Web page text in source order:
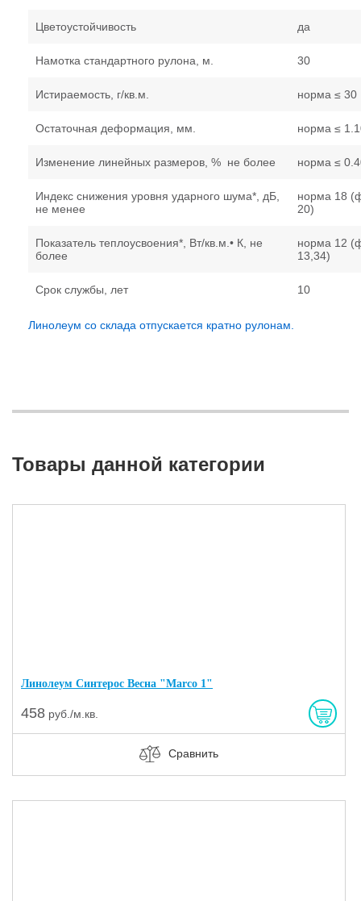
Цветоустойчивость да
Намотка стандартного рулона, м. 30
Истираемость, г/кв.м. норма ≤ 30
Остаточная деформация, мм. норма ≤
Изменение линейных размеров, % не более норма ≤
Индекс снижения уровня ударного шума*, дБ,
не менее
норма 18
20)
Показатель теплоусвоения*, Вт/кв.м.• К, не
более
норма 12
13,34)
Срок службы, лет 10
Линолеум со склада отпускается кратно рулонам.
Товары данной категории
Линолеум Синтерос Весна "Marco 1"
458 руб./м.кв.
Сравнить